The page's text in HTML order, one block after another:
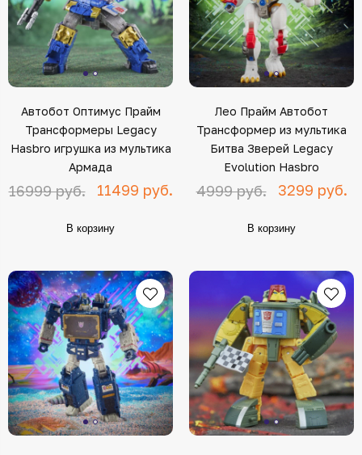
Автобот Оптимус Прайм
Трансформеры Legacy
Hasbro игрушка из мультика
Армада
16999 руб. 11499 руб.
В корзину
Лео Прайм Автобот
Трансформер из мультика
Битва Зверей Legacy
Evolution Hasbro
4999 руб. 3299 руб.
В корзину